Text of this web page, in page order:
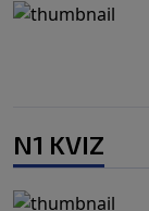
N1 KVIZ